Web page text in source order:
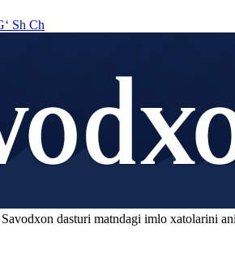
Sh Ch
dasturi matndagi imlo xatolarini